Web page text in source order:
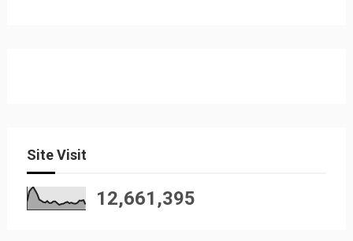
Site Visit
12,661,395